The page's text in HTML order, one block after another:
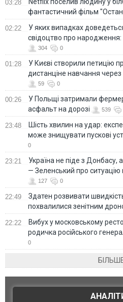
03:28
фантастичний фільм
02:22
У яких випадках
свідоцтво про
304 0
01:28
У Києві створили петицію
дистанціне навчання через
59 0
00:26
У Польщі затримали
асфальт на дорозі
539
23:48
Шість хвилин на удар:
може знищувати пускові
0
23:21
Україна не піде з Донбасу,
— Зеленський про ситуацію
127 0
22:49
Здатен розвивати
похвалилися зенітним
22:22
Вибух у московському
родичка російського
0